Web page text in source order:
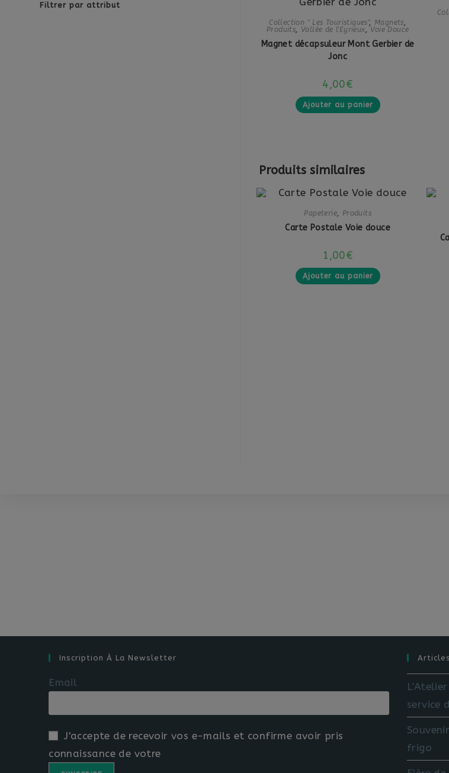
Collection " Les Touristiques", Magnets,
Produits, Vallée de l'Eyrieux, Voie Douce
Magnet décapsuleur Mont Gerbier de
Jonc
4,00€
Ajouter au panier
Produits similaires
Papeterie, Produits
Carte Postale Voie douce
1,00€
Ajouter au panier
Filtrer par attribut
Inscription À La Newsletter
Email
J'accepte de recevoir vos e-mails et confirme avoir pris
connaissance de votre
service
frigo